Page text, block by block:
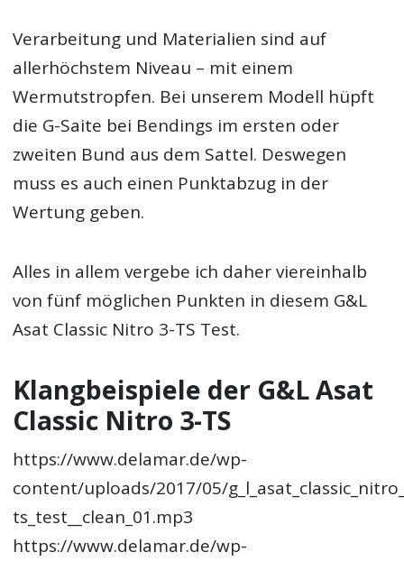
Verarbeitung und Materialien sind auf
allerhöchstem Niveau – mit einem
Wermutstropfen. Bei unserem Modell hüpft
die G-Saite bei Bendings im ersten oder
zweiten Bund aus dem Sattel. Deswegen
muss es auch einen Punktabzug in der
Wertung geben.
Alles in allem vergebe ich daher viereinhalb
von fünf möglichen Punkten in diesem G&L
Asat Classic Nitro 3-TS Test.
Klangbeispiele der G&L Asat
Classic Nitro 3-TS
https://www.delamar.de/wp-
content/uploads/2017/05/
ts_test__clean_01.mp3
https://www.delamar.de/wp-